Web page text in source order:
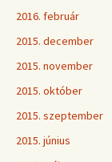
2016. február
2015. december
2015. november
2015. október
2015. szeptember
2015. június